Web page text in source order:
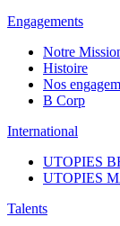
Engagements
Notre
Histoire
Nos
B Corp
International
UTOPIES
UTOPIES
Talents